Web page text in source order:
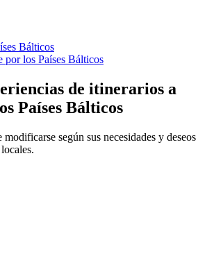
Bálticos
por los Países Bálticos
de itinerarios a
Países Bálticos
según sus necesidades y deseos